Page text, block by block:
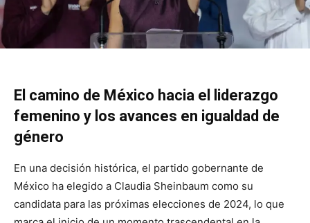
El camino de México hacia el liderazgo
femenino y los avances en igualdad de
género
En una decisión histórica, el partido gobernante de
México ha elegido a Claudia Sheinbaum como su
candidata para las próximas elecciones de 2024, lo que